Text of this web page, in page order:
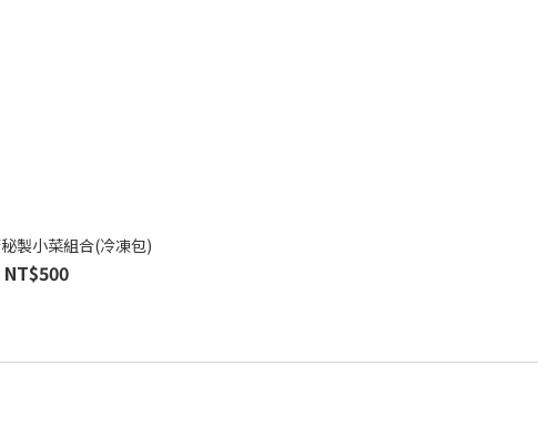
製小菜組合(冷凍包)
NT$500